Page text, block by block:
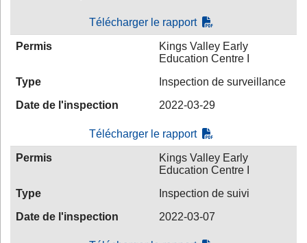
Télécharger le rapport
Permis
Kings Valley Early
Education Centre I
Type
Inspection de surveillance
Date de l'inspection
2022-03-29
Télécharger le rapport
Permis
Kings Valley Early
Education Centre I
Type
Inspection de suivi
Date de l'inspection
2022-03-07